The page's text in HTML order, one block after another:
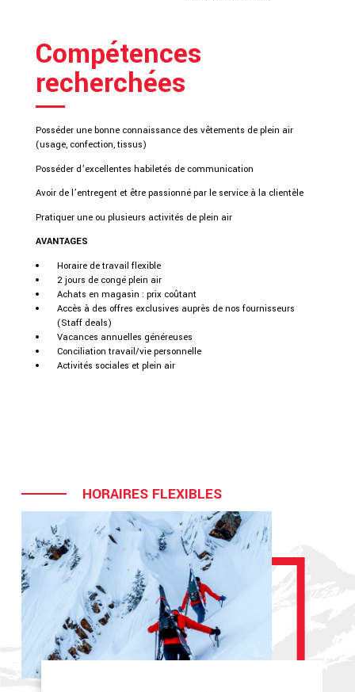
Compétences
recherchées
Posséder une bonne connaissance des vêtements de plein air
(usage, confection, tissus)
Posséder d’excellentes habiletés de communication
Avoir de l’entregent et être passionné par le service à la clientèle
Pratiquer une ou plusieurs activités de plein air
AVANTAGES
Horaire de travail flexible
2 jours de congé plein air
Achats en magasin : prix coûtant
Accès à des offres exclusives auprès de nos fournisseurs
(Staff deals)
Vacances annuelles généreuses
Conciliation travail/vie personnelle
Activités sociales et plein air
HORAIRES FLEXIBLES
VACANCES GÉNÉREUSES
INTÉGRATION ET FORMATION
RABAIS EMPLOYÉ
PROGRAMME DE RECONNAISSANCE